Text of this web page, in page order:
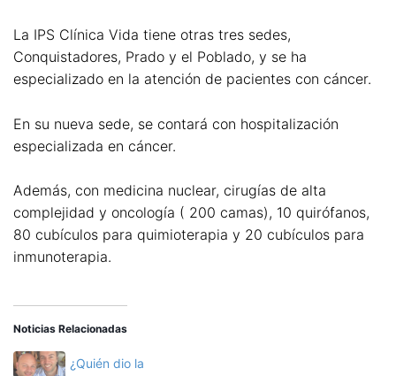
La IPS Clínica Vida tiene otras tres sedes,
Conquistadores, Prado y el Poblado, y se ha
especializado en la atención de pacientes con cáncer.
En su nueva sede, se contará con hospitalización
especializada en cáncer.
Además, con medicina nuclear, cirugías de alta
complejidad y oncología ( 200 camas), 10 quirófanos,
80 cubículos para quimioterapia y 20 cubículos para
inmunoterapia.
Noticias Relacionadas
¿Quién dio la